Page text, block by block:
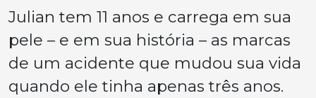
Julian tem 11 anos e carrega em sua
pele – e em sua história – as marcas
de um acidente que mudou sua vida
quando ele tinha apenas três anos.